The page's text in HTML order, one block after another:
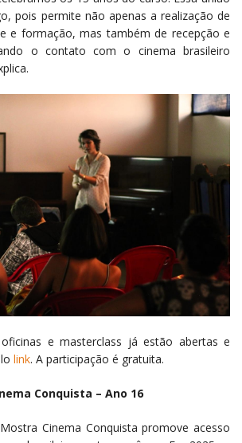
pois permite não apenas a realização de
e formação, mas também de recepção e
o contato com o cinema brasileiro
e masterclass já estão abertas e
link. A participação é gratuita.
Conquista – Ano 16
Cinema Conquista promove acesso